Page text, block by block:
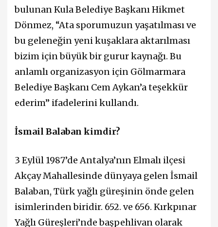
bulunan Kula Belediye Başkanı Hikmet
Dönmez, “Ata sporumuzun yaşatılması ve
bu geleneğin yeni kuşaklara aktarılması
bizim için büyük bir gurur kaynağı. Bu
anlamlı organizasyon için Gölmarmara
Belediye Başkanı Cem Aykan’a teşekkür
ederim” ifadelerini kullandı.
İsmail Balaban kimdir?
3 Eylül 1987’de Antalya’nın Elmalı ilçesi
Akçay Mahallesinde dünyaya gelen İsmail
Balaban, Türk yağlı güreşinin önde gelen
isimlerinden biridir. 652. ve 656. Kırkpınar
Yağlı Güreşleri’nde başpehlivan olarak